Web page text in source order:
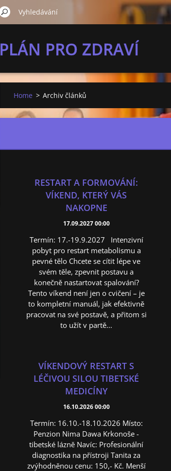
PLÁN PRO ZDRAVÍ
Home > Archiv článků
RESTART A FORMOVÁNÍ:
VÍKEND, KTERÝ VÁS
NAKOPNE
17.09.2027 00:00
Termín: 17.-19.9.2027 Intenzivní
pobyt pro restart metabolismu a
pevné tělo Chcete se cítit lépe ve
svém těle, zpevnit postavu a
konečně nastartovat spalování?
Tento víkend není jen o cvičení – je
to kompletní manuál, jak efektivně
pracovat na své postavě, a přitom si
to užít v partě...
VÍKENDOVÝ RESTART S
LÉČIVOU SILOU TIBETSKÉ
MEDICÍNY
16.10.2026 00:00
Termín: 16.10.-18.10.2026 Místo:
Penzion Nima Dawa Krkonoše -
tibetské lázně Navíc: Profesionální
diagnostika na přístroji Tanita za
zvýhodněnou cenu: 150,- Kč. Menší